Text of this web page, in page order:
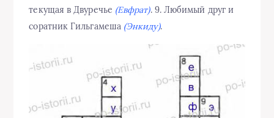
текущая в Двуречье (Евфрат). 9. Любимый друг и
соратник Гильгамеша (Энкиду).